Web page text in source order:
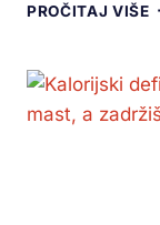
PROČITAJ VIŠE